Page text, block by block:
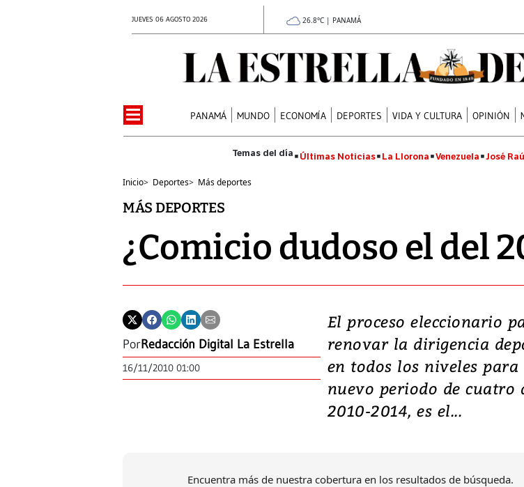
JUEVES 06 AGOSTO 2026 26.8°C | PANAMÁ
PANAMÁ MUNDO ECONOMÍA DEPORTES VIDA Y CULTURA OPINIÓN
Últimas Noticias La Llorona Venezuela José
Inicio> Deportes> Más deportes
MÁS DEPORTES
¿Comicio dudoso el del
PorRedacción Digital La Estrella
16/11/2010 01:00
El proceso eleccionario
renovar la dirigencia
en todos los niveles para
nuevo periodo de cuatro
2010-2014, es el...
Encuentra más de nuestra cobertura en los resultados de búsqueda.
Video, Japón:
deja heridos y
daños en